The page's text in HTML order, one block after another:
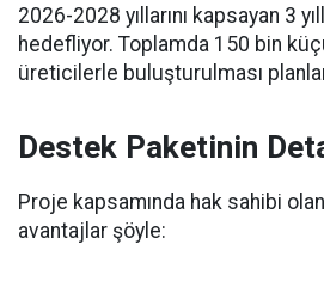
2026-2028 yıllarını kapsayan 3
hedefliyor. Toplamda 150 bin
üreticilerle buluşturulması
Destek Paketinin
Proje kapsamında hak sahibi
avantajlar şöyle: